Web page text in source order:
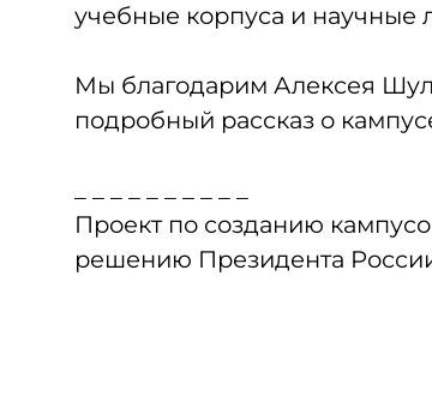
учебные корпуса и научные
Мы благодарим Алексея
подробный рассказ о
Проект по созданию
решению Президента